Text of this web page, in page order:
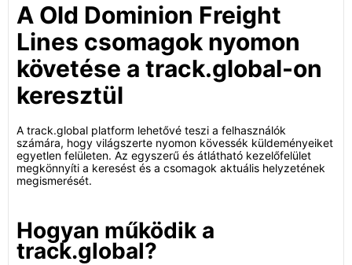
A Old Dominion Freight
Lines csomagok nyomon
követése a track.global-on
keresztül
A track.global platform lehetővé teszi a felhasználók
számára, hogy világszerte nyomon kövessék küldeményeiket
egyetlen felületen. Az egyszerű és átlátható kezelőfelület
megkönnyíti a keresést és a csomagok aktuális helyzetének
megismerését.
Hogyan működik a
track.global?